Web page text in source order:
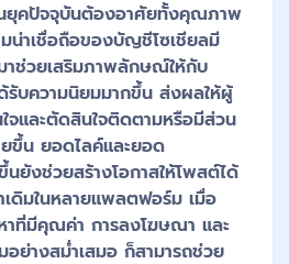
นยุคปัจจุบันต้องอาศัยทั้งคุณภาพ
น่าเชื่อถือของบัญชีโซเชียลมี
าช่วยเสริมภาพลักษณ์ให้กับ
รับความนิยมมากขึ้น ส่งผลให้ผู้
จและตัดสินใจติดตามหรือมีส่วน
ขึ้น ยอดไลค์และยอด
ยังช่วยสร้างโอกาสให้โพสต์ได้
เดิมในหลายแพลตฟอร์ม เมื่อ
าที่มีคุณค่า การลงโฆษณา และ
ย่างสม่ำเสมอ ก็สามารถช่วย